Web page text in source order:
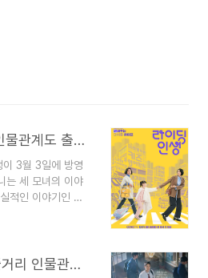
[라이딩 인생] 줄거리 인물관계도 출연진 몇부작 등장인물 총정리
이 3월 3일에 방영
는 세 모녀의 이야
적인 이야기인 것
다고 해요.전혜진
리 출연진 등장인
[언더커버 하이스쿨] 줄거리 인물관계도 출연진 몇부작 등장인물 총정리